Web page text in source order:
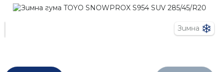
Зимна